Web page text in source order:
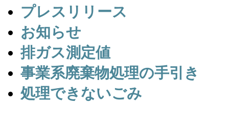
プレスリリース
お知らせ
排ガス測定値
事業系廃棄物処理の手引き
処理できないごみ